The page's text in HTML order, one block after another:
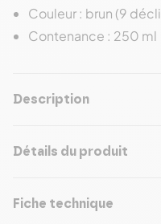
Couleur : brun (9
Contenance : 250 ml
Description
Détails du produit
Fiche technique